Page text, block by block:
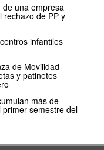
de una empresa
rechazo de PP y
infantiles
de Movilidad
y patinetes
más de
semestre del